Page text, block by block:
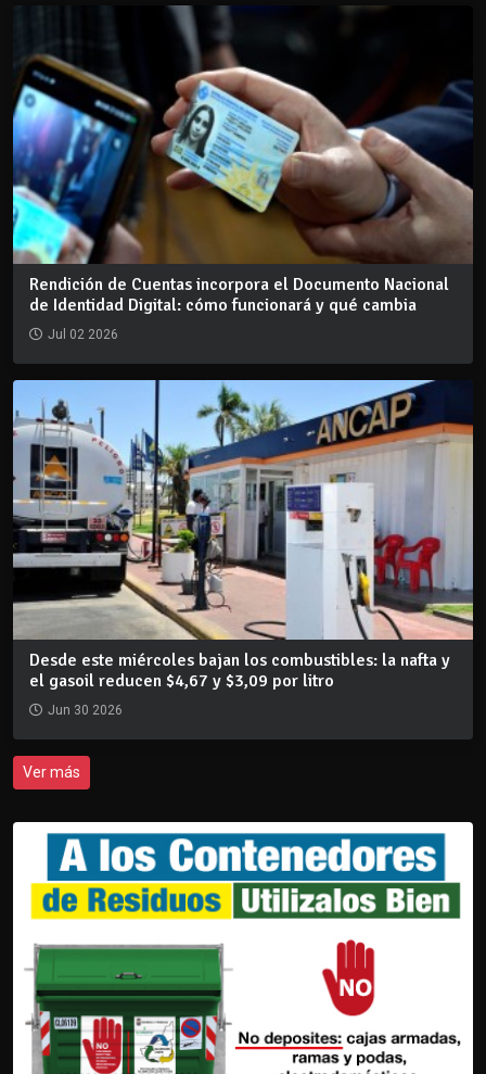
Rendición de Cuentas incorpora el Documento Nacional
de Identidad Digital: cómo funcionará y qué cambia
Jul 02 2026
Desde este miércoles bajan los combustibles: la nafta y
el gasoil reducen $4,67 y $3,09 por litro
Jun 30 2026
Ver más